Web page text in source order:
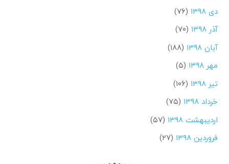
دی ۱۳۹۸
(۷۶)
آذر ۱۳۹۸
(۷۰)
آبان ۱۳۹۸
(۱۸۸)
مهر ۱۳۹۸
(۵)
تیر ۱۳۹۸
(۱۰۶)
خرداد ۱۳۹۸
(۷۵)
اردیبهشت ۱۳۹۸
(۵۷)
فروردین ۱۳۹۸
(۲۷)